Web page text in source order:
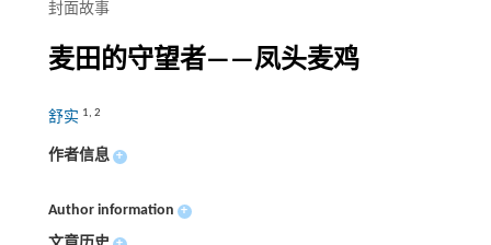
封面故事
麦田的守望者——凤头麦鸡
舒实 1, 2
作者信息 +
Author information +